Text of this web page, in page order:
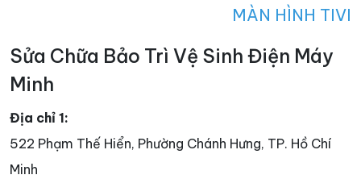
MÀN HÌNH TIVI
Sửa Chữa Bảo Trì Vệ Sinh Điện Máy
Minh
Địa chỉ 1:
522 Phạm Thế Hiển, Phường Chánh Hưng, TP. Hồ Chí
Minh